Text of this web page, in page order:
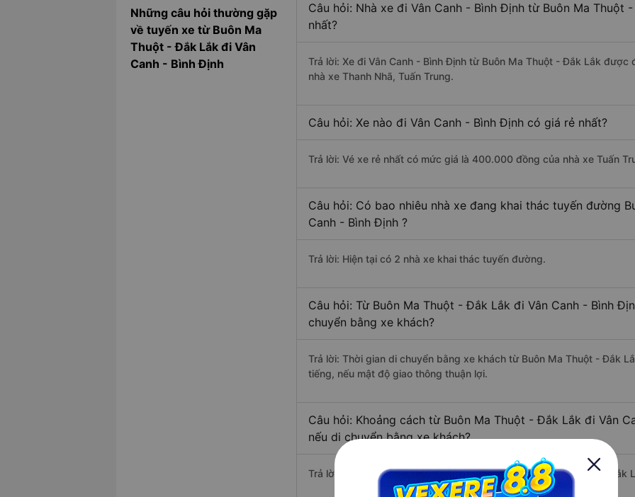
Những câu hỏi thường gặp
về tuyến xe từ Buôn Ma
Thuột - Đắk Lắk đi Vân
Canh - Bình Định
Câu hỏi: Nhà xe đi Vân Canh - Bình Định từ Buôn Ma Thuột
nhất?
Trả lời: Xe đi Vân Canh - Bình Định từ Buôn Ma Thuột - Đắk Lắk
nhà xe Thanh Nhã, Tuấn Trung.
Câu hỏi: Xe nào đi Vân Canh - Bình Định có giá rẻ nhất?
Trả lời: Vé xe rẻ nhất có mức giá là 400.000 đồng của nhà xe Tuấn
Câu hỏi: Có bao nhiêu nhà xe đang khai thác tuyến đường
Canh - Bình Định ?
Trả lời: Hiện tại có 2 nhà xe khai thác tuyến đường.
Câu hỏi: Từ Buôn Ma Thuột - Đắk Lắk đi Vân Canh - Bình
chuyển bằng xe khách?
Trả lời: Thời gian di chuyển bằng xe khách từ Buôn Ma Thuột - Đắk
tiếng, nếu mật độ giao thông thuận lợi.
Câu hỏi: Khoảng cách từ Buôn Ma Thuột - Đắk Lắk đi Vân
nếu di chuyển bằng xe khách?
Trả lời: Đoạn đường đi Vân Canh - Bình Định từ Buôn Ma Thuột - Đắk